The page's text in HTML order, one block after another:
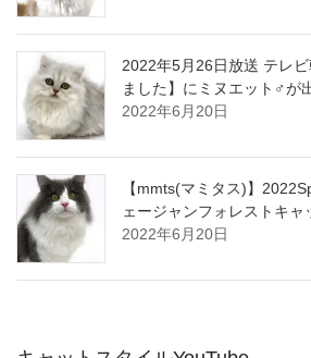
2022年5月26日放送 テレ
ました】にミヌエット♂が
2022年6月20日
【mmts(マミタス)】
ェージャンフォレストキ
2022年6月20日